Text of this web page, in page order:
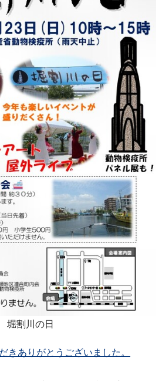
堀割川の日
きありがとうございました。